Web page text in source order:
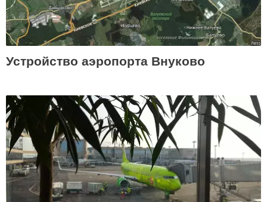
Устройство аэропорта Внуково